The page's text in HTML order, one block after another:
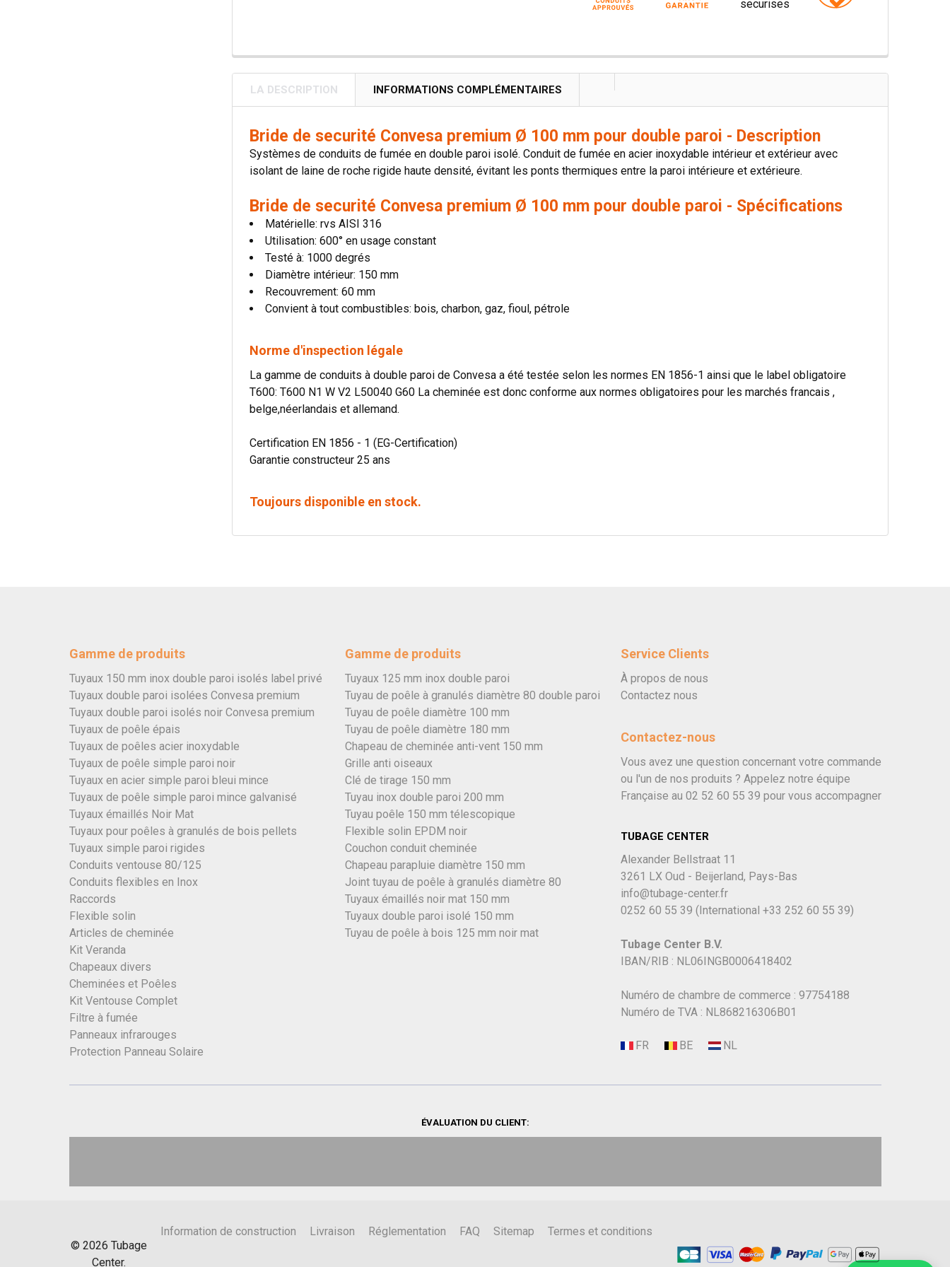
LA DESCRIPTION INFORMATIONS COMPLÉMENTAIRES
Bride de securité Convesa premium Ø 100 mm pour double paroi - Description
Systèmes de conduits de fumée en double paroi isolé. Conduit de fumée en acier inoxydable intérieur et extérieur avec
isolant de laine de roche rigide haute densité, évitant les ponts thermiques entre la paroi intérieure et extérieure.
Bride de securité Convesa premium Ø 100 mm pour double paroi - Spécifications
Matérielle: rvs AISI 316
Utilisation: 600° en usage constant
Testé à: 1000 degrés
Diamètre intérieur: 150 mm
Recouvrement: 60 mm
Convient à tout combustibles: bois, charbon, gaz, fioul, pétrole
Norme d'inspection légale
La gamme de conduits à double paroi de Convesa a été testée selon les normes EN 1856-1 ainsi que le label obligatoire
T600: T600 N1 W V2 L50040 G60 La cheminée est donc conforme aux normes obligatoires pour les marchés francais ,
belge,néerlandais et allemand.
Certification EN 1856 - 1 (EG-Certification)
Garantie constructeur 25 ans
Toujours disponible en stock.
Gamme de produits
Tuyaux 150 mm inox double paroi isolés label privé
Tuyaux double paroi isolées Convesa premium
Tuyaux double paroi isolés noir Convesa premium
Tuyaux de poêle épais
Tuyaux de poêles acier inoxydable
Tuyaux de poêle simple paroi noir
Tuyaux en acier simple paroi bleui mince
Tuyaux de poêle simple paroi mince galvanisé
Tuyaux émaillés Noir Mat
Tuyaux pour poêles à granulés de bois pellets
Tuyaux simple paroi rigides
Conduits ventouse 80/125
Conduits flexibles en Inox
Raccords
Flexible solin
Articles de cheminée
Kit Veranda
Chapeaux divers
Cheminées et Poêles
Kit Ventouse Complet
Filtre à fumée
Panneaux infrarouges
Protection Panneau Solaire
Gamme de produits
Tuyaux 125 mm inox double paroi
Tuyau de poêle à granulés diamètre 80 double paroi
Tuyau de poêle diamètre 100 mm
Tuyau de poêle diamètre 180 mm
Chapeau de cheminée anti-vent 150 mm
Grille anti oiseaux
Clé de tirage 150 mm
Tuyau inox double paroi 200 mm
Tuyau poêle 150 mm télescopique
Flexible solin EPDM noir
Couchon conduit cheminée
Chapeau parapluie diamètre 150 mm
Joint tuyau de poêle à granulés diamètre 80
Tuyaux émaillés noir mat 150 mm
Tuyaux double paroi isolé 150 mm
Tuyau de poêle à bois 125 mm noir mat
Service Clients
À propos de nous
Contactez nous
Contactez-nous
Vous avez une question concernant votre commande
ou l'un de nos produits ? Appelez notre équipe
Française au 02 52 60 55 39 pour vous accompagner
TUBAGE CENTER
Alexander Bellstraat 11
3261 LX Oud - Beijerland, Pays-Bas
info@tubage-center.fr
0252 60 55 39 (International +33 252 60 55 39)
Tubage Center B.V.
IBAN/RIB : NL06INGB0006418402
Numéro de chambre de commerce : 97754188
Numéro de TVA : NL868216306B01
ÉVALUATION DU CLIENT:
© 2026 Tubage
Center.
Information de construction Livraison Réglementation FAQ Sitemap Termes et conditions